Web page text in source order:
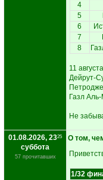
4
5
6
7
8
11
Дейрут-
Газл
Не
01.08.2026, 2325
суббота
57 прочитавших
О том,
1/32